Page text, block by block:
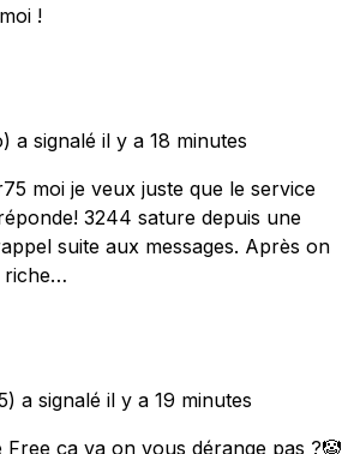
!
a signalé il y a 18 minutes
moi je veux juste que le service
3244 sature depuis une
suite aux messages. Après on
riche…
a signalé il y a 19 minutes
Free ça va on vous dérange pas ?🤡